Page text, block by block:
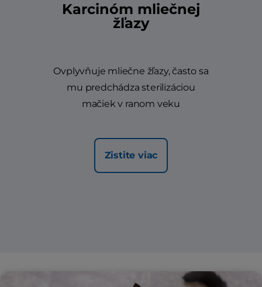
Karcinóm mliečnej
žľazy
Ovplyvňuje mliečne žľazy, často sa
mu predchádza sterilizáciou
mačiek v ranom veku
Zistite viac